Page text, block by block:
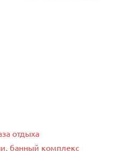
отдыха
банный комплекс